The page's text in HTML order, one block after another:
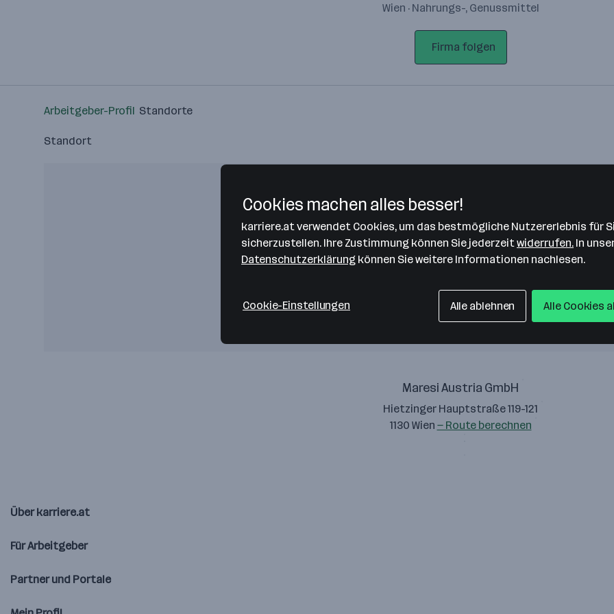
Wien · Nahrungs-, Genussmittel
Firma folgen
Arbeitgeber-Profil Standorte
Standort
Bitte stimme unseren Cookie-
Richtlinien zu, um diese Karte
anzuzeigen.
Zustimmung geben
Maresi Austria GmbH
Hietzinger Hauptstraße 119-121
1130 Wien — Route berechnen
Über karriere.at
Für Arbeitgeber
Partner und Portale
Cookies machen alles besser!
karriere.at verwendet Cookies, um das bestmögliche Nutzererlebnis für
sicherzustellen. Ihre Zustimmung können Sie jederzeit widerrufen. In
Datenschutzerklärung können Sie weitere Informationen nachlesen.
Cookie-Einstellungen Alle ablehnen Alle Cookies